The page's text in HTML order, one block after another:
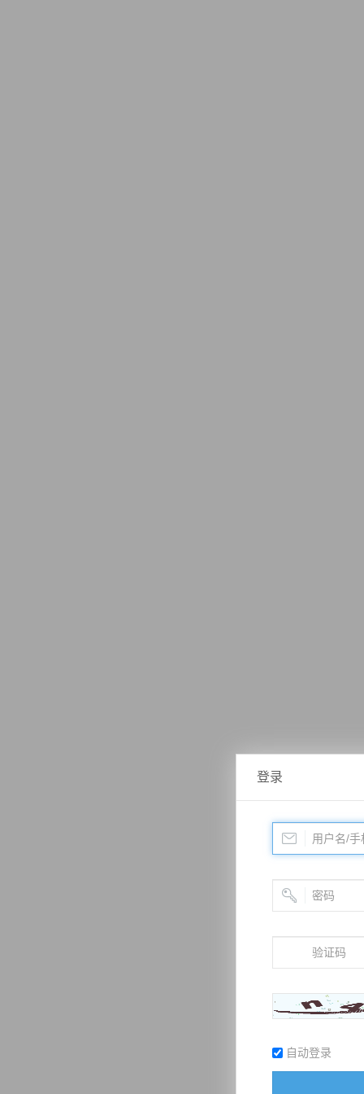
登录
自动登录